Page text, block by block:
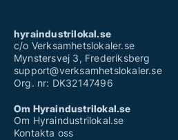
hyraindustrilokal.se
c/o Verksamhetslokaler.se
Mynstersvej 3, Frederiksberg
support@verksamhetslokaler.se
Org. nr: DK32147496
Om Hyraindustrilokal.se
Om Hyraindustrilokal.se
Kontakta oss